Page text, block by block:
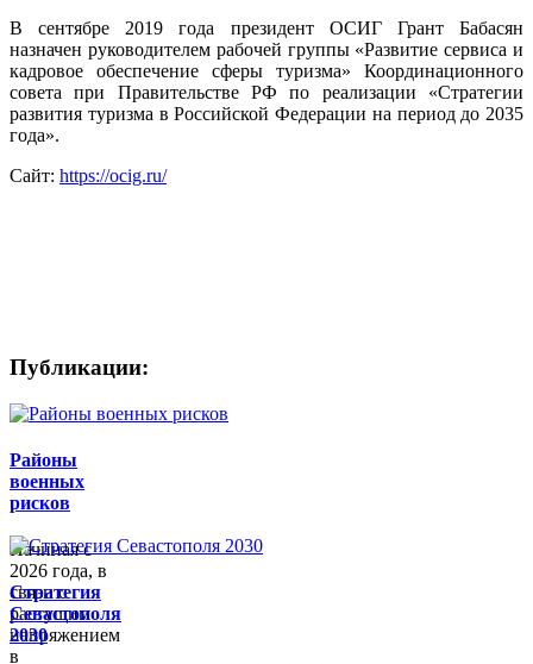
В сентябре 2019 года президент ОСИГ Грант Бабасян
назначен руководителем рабочей группы «Развитие сервиса и
кадровое обеспечение сферы туризма» Координационного
совета при Правительстве РФ по реализации «Стратегии
развития туризма в Российской Федерации на период до 2035
года».
Сайт: https://ocig.ru/
Публикации:
Районы
военных
рисков
Начиная с
2026 года, в
связи с
растущим
напряжением
в
Стратегия
Севастополя
2030